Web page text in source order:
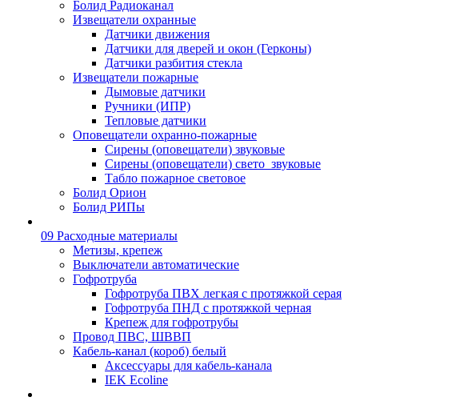
Болид Радиоканал
Извещатели охранные
Датчики движения
Датчики для дверей и окон (Герконы)
Датчики разбития стекла
Извещатели пожарные
Дымовые датчики
Ручники (ИПР)
Тепловые датчики
Оповещатели охранно-пожарные
Сирены (оповещатели) звуковые
Сирены (оповещатели) свето_звуковые
Табло пожарное световое
Болид Орион
Болид РИПы
09 Расходные материалы
Метизы, крепеж
Выключатели автоматические
Гофротруба
Гофротруба ПВХ легкая с протяжкой серая
Гофротруба ПНД с протяжкой черная
Крепеж для гофротрубы
Провод ПВС, ШВВП
Кабель-канал (короб) белый
Аксессуары для кабель-канала
IEK Ecoline